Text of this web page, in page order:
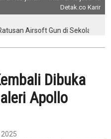
Detak.co Karir
Airsoft Gun di Sekolah Jaksel
Dibuka
Apollo